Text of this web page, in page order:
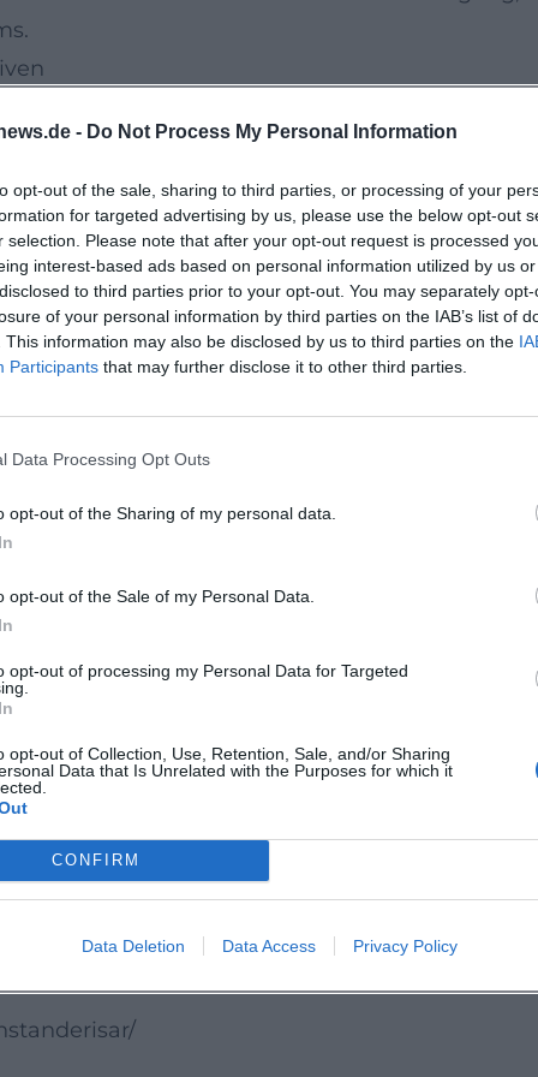
- Do Not Process My Personal Information
opt-out of the sale, sharing to third parties, or processing of your
for targeted advertising by us, please use the below opt-out
selection. Please note that after your opt-out request is processed
interest-based ads based on personal information utilized by us
to third parties prior to your opt-out. You may separately
of your personal information by third parties on the IAB’s list of
This information may also be disclosed by us to third parties on the
Participants that may further disclose it to other third parties.
Data Processing Opt Outs
opt-out of the Sharing of my personal data.
opt-out of the Sale of my Personal Data.
opt-out of processing my Personal Data for Targeted
opt-out of Collection, Use, Retention, Sale, and/or Sharing
Data that Is Unrelated with the Purposes for which it
CONFIRM
Data Deletion Data Access Privacy Policy
und Künstler, deren Werke von heiter-
reichen. Gerade diese Vielfalt macht
auf den Fluss, auf seine Materialität,
im Stadtraum. So wird Kunstbetrachtung
und Gegenwartskunst miteinander
der Verein Kunst an der Isar e.V. die Gäste vor
Projekt vor, hinzu kommt ein Grußwort der
in der METIS eine weitere sinnliche
einen lebendigen Austausch, der die
und kulturelle Ansatz des Projekts. Die
sondern als Einladung zur Begegnung mit
sind Führungen für Erwachsene
auch für kulturelle Bildung und
Kunsterlebnis zwischen Skulptur,
Kunst nicht nur betrachten, sondern
diese Eröffnung in Landshut unbedingt live